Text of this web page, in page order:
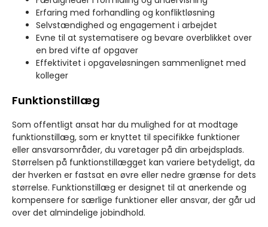
Erfaring med forhandling og konfliktløsning
Selvstændighed og engagement i arbejdet
Evne til at systematisere og bevare overblikket over
en bred vifte af opgaver
Effektivitet i opgaveløsningen sammenlignet med
kolleger
Funktionstillæg
Som offentligt ansat har du mulighed for at modtage
funktionstillæg, som er knyttet til specifikke funktioner
eller ansvarsområder, du varetager på din arbejdsplads.
Størrelsen på funktionstillægget kan variere betydeligt, da
der hverken er fastsat en øvre eller nedre grænse for dets
størrelse. Funktionstillæg er designet til at anerkende og
kompensere for særlige funktioner eller ansvar, der går ud
over det almindelige jobindhold.